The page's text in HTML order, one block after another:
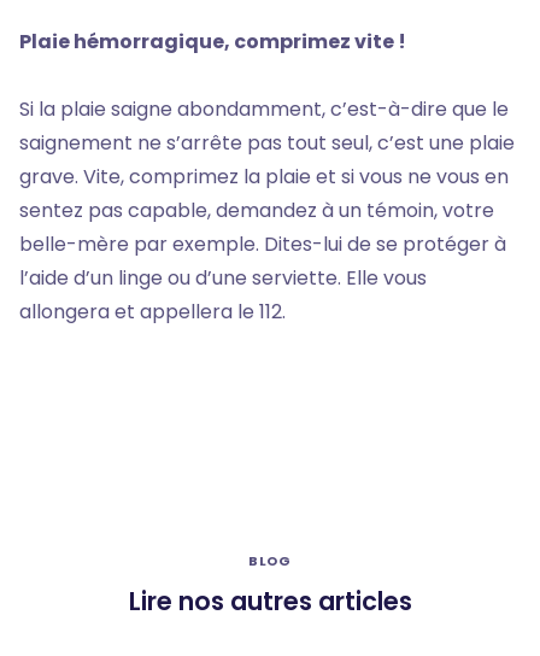
Plaie hémorragique, comprimez vite !
Si la plaie saigne abondamment, c’est-à-dire que le
saignement ne s’arrête pas tout seul, c’est une plaie
grave. Vite, comprimez la plaie et si vous ne vous en
sentez pas capable, demandez à un témoin, votre
belle-mère par exemple. Dites-lui de se protéger à
l’aide d’un linge ou d’une serviette. Elle vous
allongera et appellera le 112.
BLOG
Lire nos autres articles